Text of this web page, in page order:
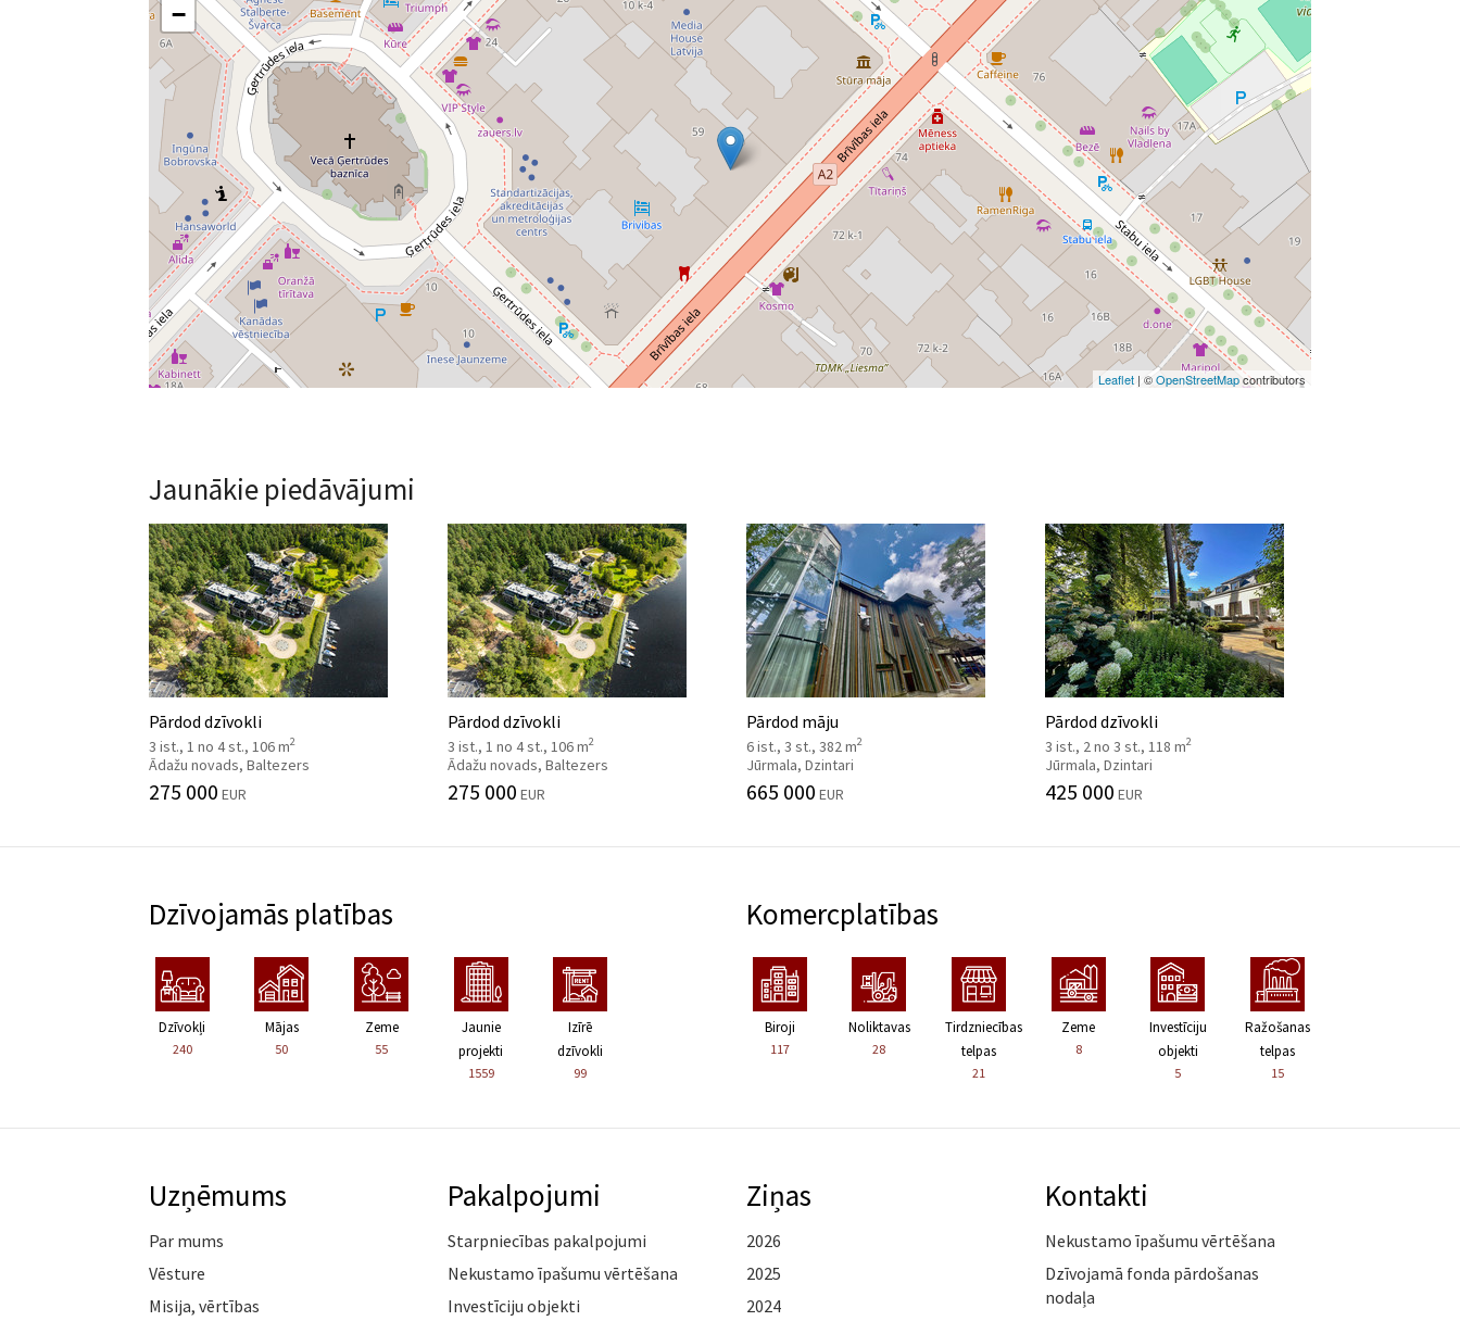
−
Leaflet | ©OpenStreetMapcontributors
Jaunākie piedāvājumi
Pārdod dzīvokli
3 ist., 1 no 4 st., 106 m2
Ādažu novads, Baltezers
275 000 EUR
Pārdod dzīvokli
3 ist., 1 no 4 st., 106 m2
Ādažu novads, Baltezers
275 000 EUR
Pārdod māju
6 ist., 3 st., 382 m2
Jūrmala, Dzintari
665 000 EUR
Pārdod dzīvokli
3 ist., 2 no 3 st., 118 m2
Jūrmala, Dzintari
425 000 EUR
Dzīvojamās platības
Dzīvokļi
240
Mājas
50
Zeme
55
Jaunie
projekti
1559
Izīrē
dzīvokli
99
Komercplatības
Biroji
117
Noliktavas
28
Tirdzniecības
telpas
21
Zeme
8
Investīciju
objekti
5
Ražošanas
telpas
15
Uzņēmums
Par mums
Vēsture
Misija, vērtības
Pakalpojumi
Starpniecības pakalpojumi
Nekustamo īpašumu vērtēšana
Investīciju objekti
Ziņas
2026
2025
2024
Kontakti
Nekustamo īpašumu vērtēšana
Dzīvojamā fonda pārdošanas
nodaļa